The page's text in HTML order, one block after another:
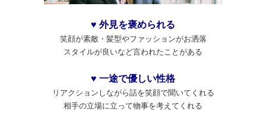
♥ 外見を褒められる
笑顔が素敵・髪型やファッションがお洒落
スタイルが良いなど言われたことがある
♥ 一途で優しい性格
リアクションしながら話を笑顔で聞いてくれる
相手の立場に立って物事を考えてくれる